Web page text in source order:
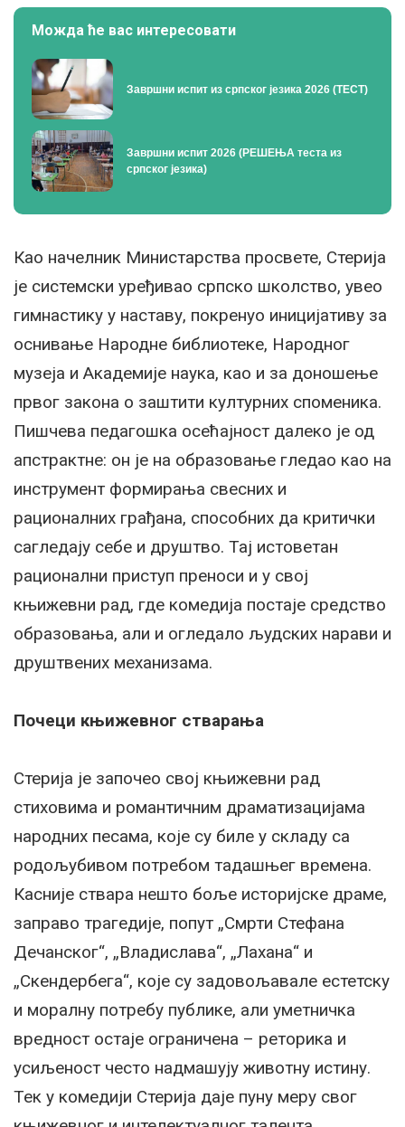
Можда ће вас интересовати
Завршни испит из српског језика 2026 (ТЕСТ)
Завршни испит 2026 (РЕШЕЊА теста из
српског језика)
Као начелник Министарства просвете, Стерија
је системски уређивао српско школство, увео
гимнастику у наставу, покренуо иницијативу за
оснивање Народне библиотеке, Народног
музеја и Академије наука, као и за доношење
првог закона о заштити културних споменика.
Пишчева педагошка осећајност далеко је од
апстрактне: он је на образовање гледао као на
инструмент формирања свесних и
рационалних грађана, способних да критички
сагледају себе и друштво. Тај истоветан
рационални приступ преноси и у свој
књижевни рад, где комедија постаје средство
образовања, али и огледало људских нарави и
друштвених механизама.
Почеци књижевног стварања
Стерија је започео свој књижевни рад
стиховима и романтичним драматизацијама
народних песама, које су биле у складу са
родољубивом потребом тадашњег времена.
Касније ствара нешто боље историјске драме,
заправо трагедије, попут „Смрти Стефана
Дечанског“, „Владислава“, „Лахана“ и
„Скендербега“, које су задовољавале естетску
и моралну потребу публике, али уметничка
вредност остаје ограничена – реторика и
усиљеност често надмашују животну истину.
Тек у комедији Стерија даје пуну меру свог